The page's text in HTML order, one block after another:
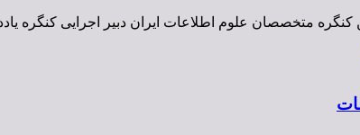
متخصصان علوم اطلاعات ایران دبیر اجرایی کنگره